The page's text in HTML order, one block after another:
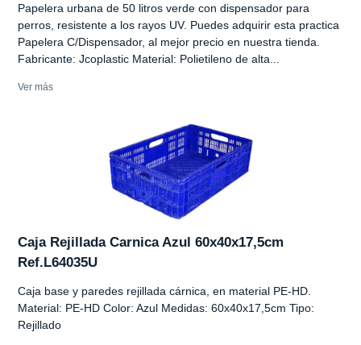
Papelera urbana de 50 litros verde con dispensador para
perros, resistente a los rayos UV. Puedes adquirir esta practica
Papelera C/Dispensador, al mejor precio en nuestra tienda.
Fabricante: Jcoplastic Material: Polietileno de alta...
Ver más
Caja Rejillada Carnica Azul 60x40x17,5cm
Ref.L64035U
Caja base y paredes rejillada cárnica, en material PE-HD.
Material: PE-HD Color: Azul Medidas: 60x40x17,5cm Tipo:
Rejillado